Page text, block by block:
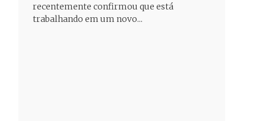
recentemente confirmou que está
trabalhando em um novo...